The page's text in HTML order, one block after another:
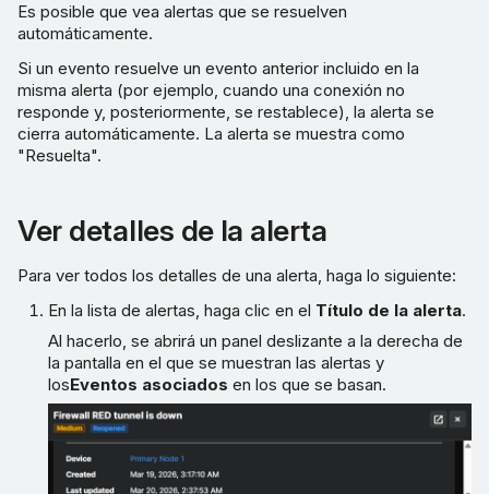
Es posible que vea alertas que se resuelven
automáticamente.
Si un evento resuelve un evento anterior incluido en la
misma alerta (por ejemplo, cuando una conexión no
responde y, posteriormente, se restablece), la alerta se
cierra automáticamente. La alerta se muestra como
"Resuelta".
Ver detalles de la alerta
Para ver todos los detalles de una alerta, haga lo siguiente:
En la lista de alertas, haga clic en el Título de la alerta.
Al hacerlo, se abrirá un panel deslizante a la derecha de
la pantalla en el que se muestran las alertas y
losEventos asociados en los que se basan.